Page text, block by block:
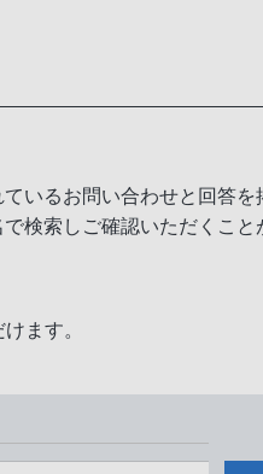
いるお問い合わせと回答を
検索しご確認いただくこと
ます。